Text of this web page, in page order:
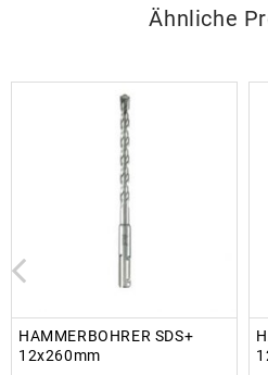
Ähnliche
HAMMERBOHRER SDS+
12x260mm